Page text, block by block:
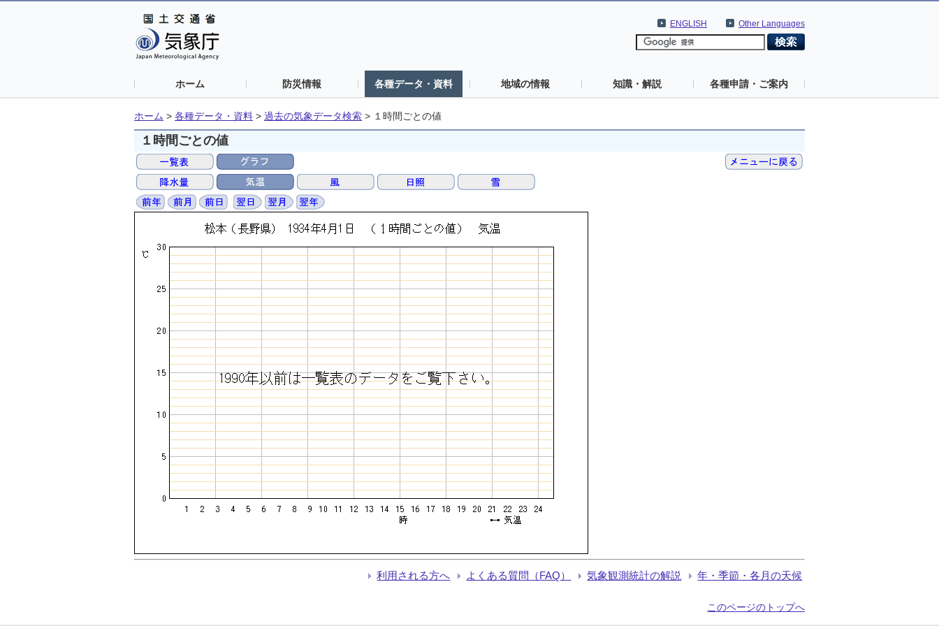
Other Languages
ENGLISH
ホーム 防災情報 各種データ・資料 地域の情報 知識・解説 各種申請・ご案内
ホーム > 各種データ・資料 > 過去の気象データ検索 > １時間ごとの値
１時間ごとの値
利用される方へ よくある質問（FAQ） 気象観測統計の解説 年・季節・各月の天候
このページのトップへ